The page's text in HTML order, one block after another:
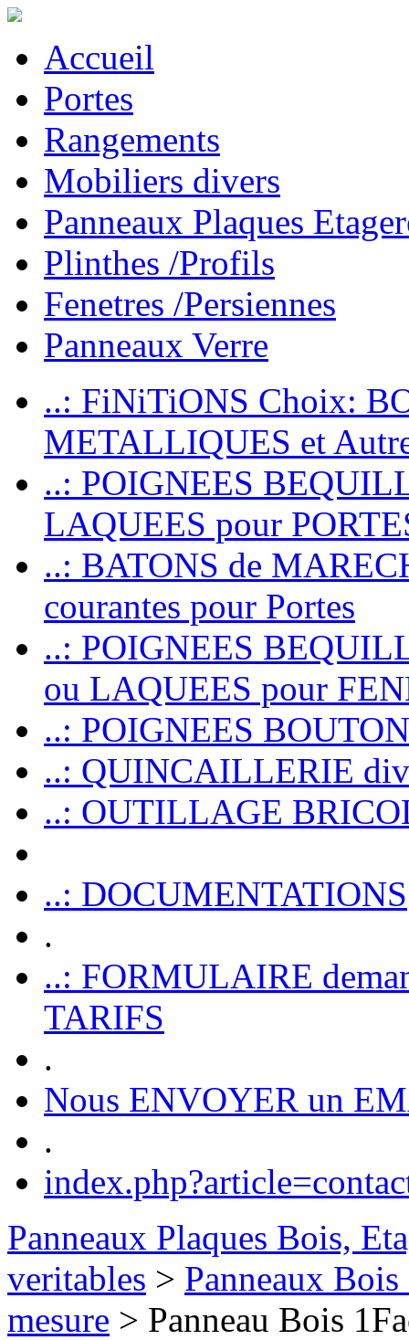
Accueil
Portes
Rangements
Mobiliers divers
Panneaux Plaques
Plinthes /Profils
Fenetres /Persiennes
Panneaux Verre
..: FiNiTiONS Choix:
METALLIQUES et
..: POIGNEES
LAQUEES pour
..: BATONS de
courantes pour Portes
..: POIGNEES
ou LAQUEES pour
..: POIGNEES
..: QUINCAILLERIE
..: OUTILLAGE
..: DOCUMENTATIONS
.
..: FORMULAIRE
TARIFS
.
Nous ENVOYER un
.
Panneaux Plaques Bois,
veritables > Panneaux
mesure > Panneau Bois